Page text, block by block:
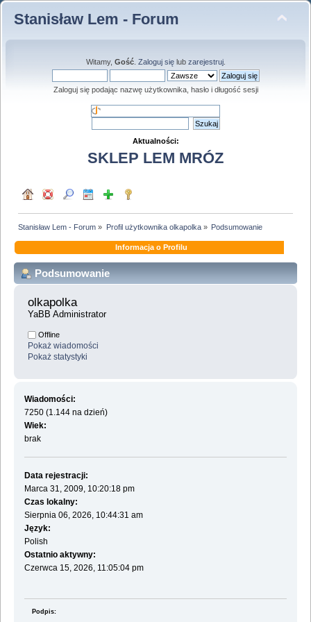
Stanisław Lem - Forum
Witamy, Gość. Zaloguj sięlub zarejestruj.
Zaloguj się podając nazwę użytkownika, hasło i długość sesji
Aktualności:
SKLEP LEM MRÓZ
Stanisław Lem - Forum » Profil użytkownika olkapolka» Podsumowanie
Informacja o Profilu
Podsumowanie
olkapolka
YaBB Administrator
Offline
Pokaż wiadomości
Pokaż statystyki
Wiadomości:
7250 (1.144 na dzień)
Wiek:
brak
Data rejestracji:
Marca 31, 2009, 10:20:18 pm
Czas lokalny:
Sierpnia 06, 2026, 10:44:31 am
Język:
Polish
Ostatnio aktywny:
Czerwca 15, 2026, 11:05:04 pm
Podpis: